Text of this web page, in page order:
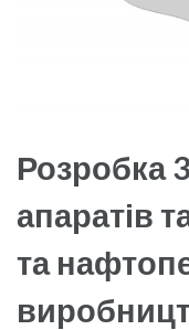
Розробка
апаратів
та